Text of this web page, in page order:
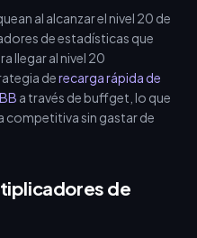
al alcanzar el nivel 20 de
de estadísticas que
llegar al nivel 20
derecarga rápida de
a través de buffget, lo que
competitiva sin gastar de
de